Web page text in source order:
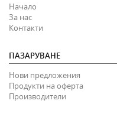
Начало
За нас
Контакти
ПАЗАРУВАНЕ
Нови предложения
Продукти на оферта
Производители